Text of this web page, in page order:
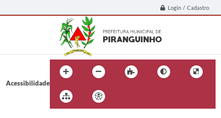
Login / Cadastro
Acessibilidade